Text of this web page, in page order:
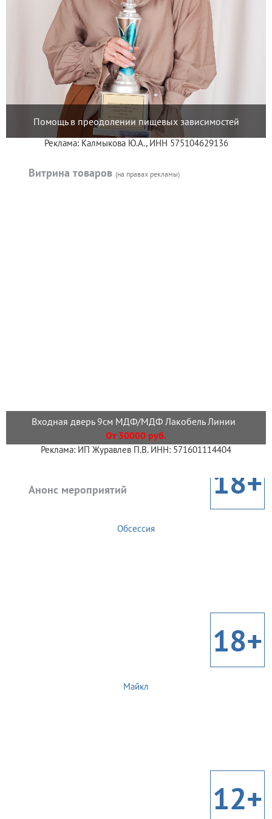
Помощь в преодолении пищевых зависимостей
Реклама: Калмыкова Ю.А., ИНН 575104629136
Витрина товаров (на правах рекламы)
Входная дверь 9см МДФ/МДФ Лакобель Линии
От 30000 руб.
Реклама: ИП Журавлев П.В. ИНН: 571601114404
Анонс мероприятий 18+
Обсессия
18+
Майкл
12+